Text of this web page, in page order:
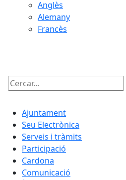
Anglès
Alemany
Francès
Cercar:
Ajuntament
Seu Electrònica
Serveis i tràmits
Participació
Cardona
Comunicació